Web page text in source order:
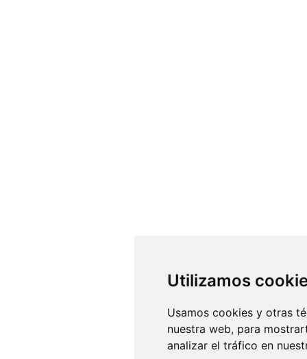
Utilizamos
Usamos cookies y otras
nuestra web, para
analizar el tráfico en